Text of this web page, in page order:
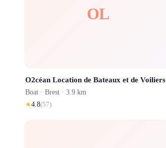
OL
O2céan Location de Bateaux et de Voiliers
Boat · Brest · 3.9 km
★4.8(57)